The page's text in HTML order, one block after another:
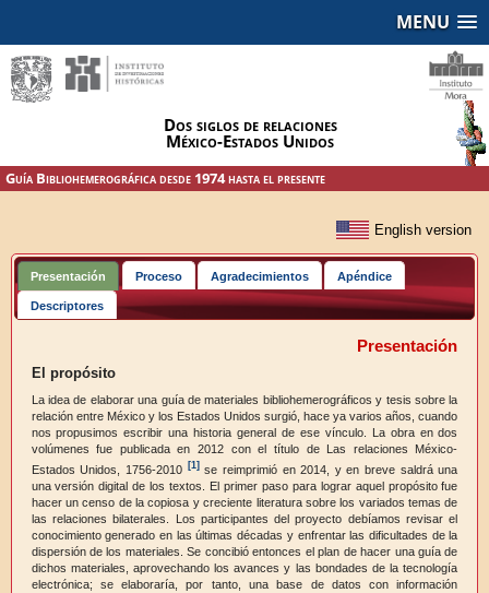
MENU
Dos siglos de relaciones
México-Estados Unidos
Guía Bibliohemerográfica desde 1974 hasta el presente
Presentación Proceso Agradecimientos Apéndice
Descriptores
Presentación
El propósito
La idea de elaborar una guía de materiales bibliohemerográficos y tesis sobre la
relación entre México y los Estados Unidos surgió, hace ya varios años, cuando
nos propusimos escribir una historia general de ese vínculo. La obra en dos
volúmenes fue publicada en 2012 con el título de Las relaciones México-
Estados Unidos, 1756-2010 [1] se reimprimió en 2014, y en breve saldrá una
una versión digital de los textos. El primer paso para lograr aquel propósito fue
hacer un censo de la copiosa y creciente literatura sobre los variados temas de
las relaciones bilaterales. Los participantes del proyecto debíamos revisar el
conocimiento generado en las últimas décadas y enfrentar las dificultades de la
dispersión de los materiales. Se concibió entonces el plan de hacer una guía de
dichos materiales, aprovechando los avances y las bondades de la tecnología
electrónica; se elaboraría, por tanto, una base de datos con información